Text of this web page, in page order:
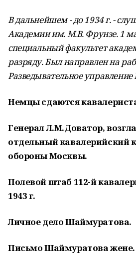
В дальнейшем - до 1934 г. -
Академии им. М.В. Фрунзе. 1
специальный факультет
разряду. Был направлен на
Разведывательное
Немцы сдаются
Генерал Л.М.Доватор,
отдельный кавалерийский
обороны Москвы.
Полевой штаб 112-й
1943 г.
Личное дело Шаймуратова.
Письмо Шаймуратова жене.